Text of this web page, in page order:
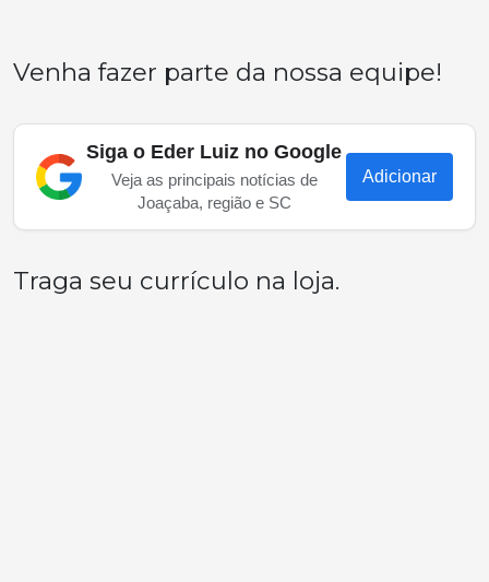
Venha fazer parte da nossa equipe!
Siga o Eder Luiz no Google
Veja as principais notícias de
Joaçaba, região e SC
Adicionar
Traga seu currículo na loja.